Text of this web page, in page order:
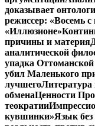
доказывает
режиссер: «Восемь
«Иллюзионе»
причины и материя
аналитической
упадка
убил Маленького
лучшегоЛитература
обменаЦенности
теократии
кувшинки»Язык без